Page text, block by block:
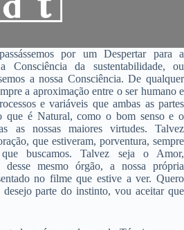
por um Despertar para a
Consciência da sustentabilidade, ou
a nossa Consciência. De qualquer
a aproximação entre o ser humano e
e variáveis que ambas as partes
que é Natural, como o bom senso e o
as nossas maiores virtudes. Talvez
que estiveram, porventura, sempre
buscamos. Talvez seja o Amor,
desse mesmo órgão, a nossa própria
no filme que estive a ver. Quero
desejo parte do instinto, vou aceitar que